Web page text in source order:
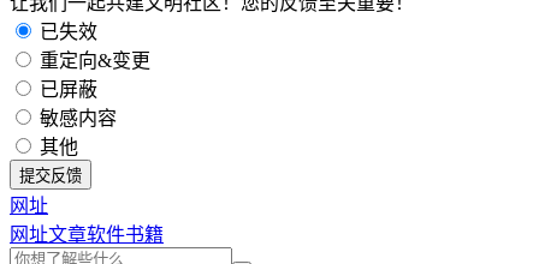
已失效
重定向&变更
已屏蔽
敏感内容
其他
提交反馈
网址
网址文章软件书籍